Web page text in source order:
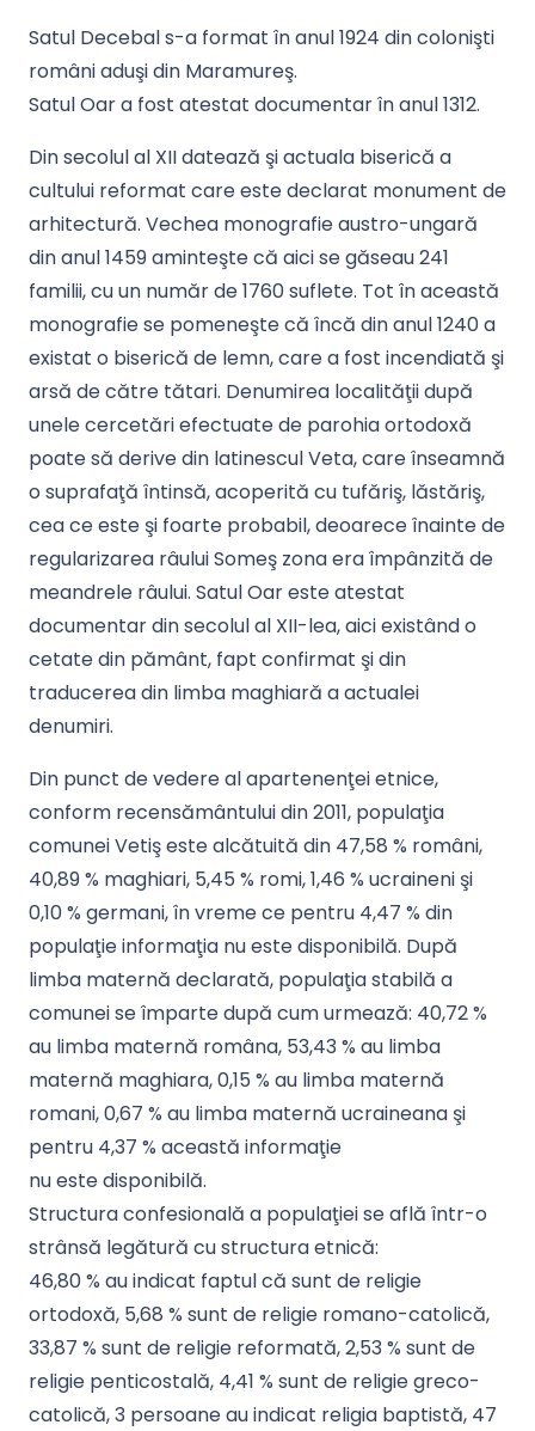
Satul Decebal s-a format în anul 1924 din colonişti
români aduşi din Maramureş.
Satul Oar a fost atestat documentar în anul 1312.
Din secolul al XII datează şi actuala biserică a
cultului reformat care este declarat monument de
arhitectură. Vechea monografie austro-ungară
din anul 1459 aminteşte că aici se găseau 241
familii, cu un număr de 1760 suflete. Tot în această
monografie se pomeneşte că încă din anul 1240 a
existat o biserică de lemn, care a fost incendiată şi
arsă de către tătari. Denumirea localităţii după
unele cercetări efectuate de parohia ortodoxă
poate să derive din latinescul Veta, care înseamnă
o suprafaţă întinsă, acoperită cu tufăriş, lăstăriş,
cea ce este şi foarte probabil, deoarece înainte de
regularizarea râului Someş zona era împânzită de
meandrele râului. Satul Oar este atestat
documentar din secolul al XII-lea, aici existând o
cetate din pământ, fapt confirmat şi din
traducerea din limba maghiară a actualei
denumiri.
Din punct de vedere al apartenenţei etnice,
conform recensământului din 2011, populaţia
comunei Vetiş este alcătuită din 47,58 % români,
40,89 % maghiari, 5,45 % romi, 1,46 % ucraineni şi
0,10 % germani, în vreme ce pentru 4,47 % din
populaţie informaţia nu este disponibilă. După
limba maternă declarată, populaţia stabilă a
comunei se împarte după cum urmează: 40,72 %
au limba maternă româna, 53,43 % au limba
maternă maghiara, 0,15 % au limba maternă
romani, 0,67 % au limba maternă ucraineana şi
pentru 4,37 % această informaţie
nu este disponibilă.
Structura confesională a populaţiei se află într-o
strânsă legătură cu structura etnică:
46,80 % au indicat faptul că sunt de religie
ortodoxă, 5,68 % sunt de religie romano-catolică,
33,87 % sunt de religie reformată, 2,53 % sunt de
religie penticostală, 4,41 % sunt de religie greco-
catolică, 3 persoane au indicat religia baptistă, 47